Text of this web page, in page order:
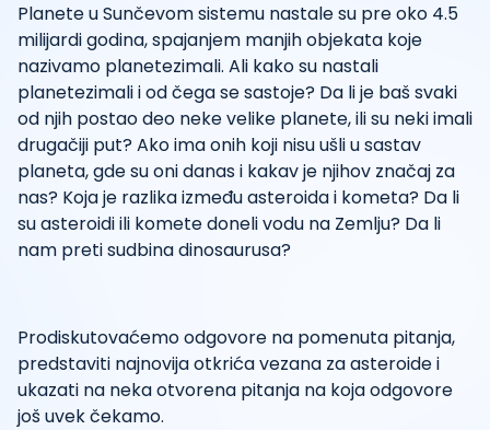
Planete u Sunčevom sistemu nastale su pre oko 4.5
milijardi godina, spajanjem manjih objekata koje
nazivamo planetezimali. Ali kako su nastali
planetezimali i od čega se sastoje? Da li je baš svaki
od njih postao deo neke velike planete, ili su neki imali
drugačiji put? Ako ima onih koji nisu ušli u sastav
planeta, gde su oni danas i kakav je njihov značaj za
nas? Koja je razlika između asteroida i kometa? Da li
su asteroidi ili komete doneli vodu na Zemlju? Da li
nam preti sudbina dinosaurusa?
Prodiskutovaćemo odgovore na pomenuta pitanja,
predstaviti najnovija otkrića vezana za asteroide i
ukazati na neka otvorena pitanja na koja odgovore
još uvek čekamo.